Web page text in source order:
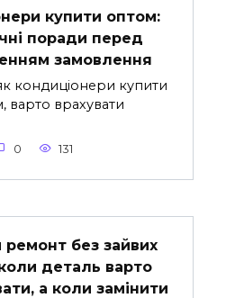
купити оптом:
поради перед
замовлення
кондиціонери купити
варто врахувати
0 131
ремонт без зайвих
деталь варто
а коли замінити